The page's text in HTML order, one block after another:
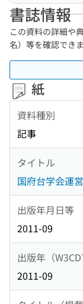
書誌情報
この資料の詳細や
名）等を確認できま
紙
資料種別
記事
タイトル
国府台学会運
出版年月日等
2011-09
出版年（
2011-09